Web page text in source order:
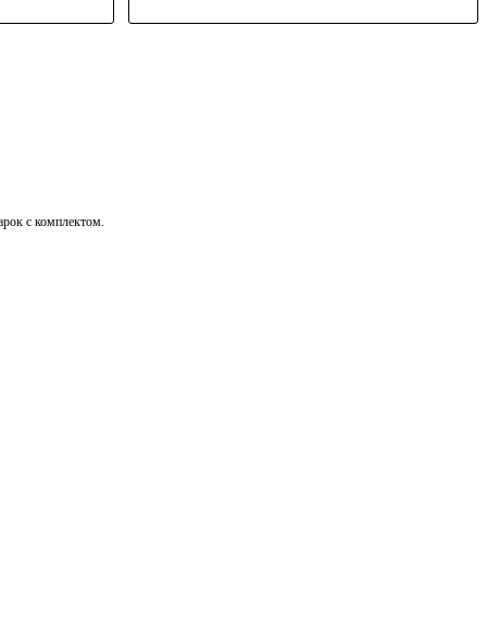
с комплектом.